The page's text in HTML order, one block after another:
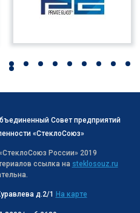
Совет предприятий
«СтеклоСоюз»
Роcсии» 2019
ссылка на steklosouz.ru
д.2/1 На карте